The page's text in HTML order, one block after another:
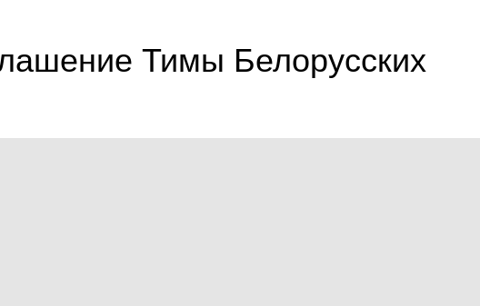
Тимы Белорусских